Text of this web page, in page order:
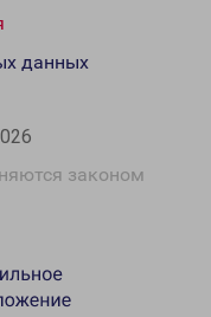
законом
данных